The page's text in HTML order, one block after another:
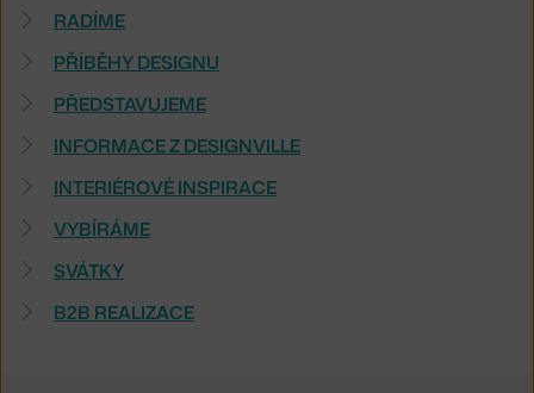
RADÍME
PŘÍBĚHY DESIGNU
PŘEDSTAVUJEME
INFORMACE Z DESIGNVILLE
INTERIÉROVÉ INSPIRACE
VYBÍRÁME
SVÁTKY
B2B REALIZACE